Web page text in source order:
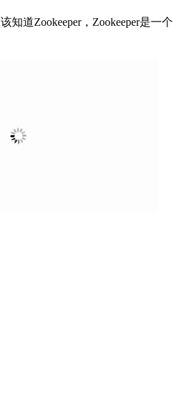
知道Zookeeper，Zookeeper是一个